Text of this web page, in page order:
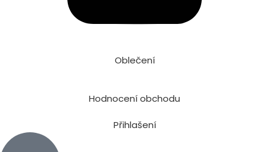
Oblečení
Hodnocení obchodu
Přihlašení